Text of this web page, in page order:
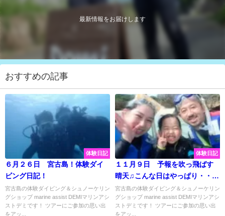
最新情報をお届けします
おすすめの記事
体験日記
６月２６日 宮古島！体験ダイ
ビング日記！
宮古島の体験ダイビング＆シュノーケリン
グショップ marine assist DEMIマリンアシ
ストデミです！ ツアーにご参加の思い出
をアッ...
体験日記
１１月９日 予報を吹っ飛ばす
晴天♫こんな日はやっぱり・・・
マリンスポーツで水中大満喫♡
宮古島の体験ダイビング＆シュノーケリン
グショップ marine assist DEMIマリンアシ
ストデミです！ ツアーにご参加の思い出
をアッ...